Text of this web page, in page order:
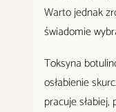
Warto jednak
świadomie
Toksyna
osłabienie
pracuje